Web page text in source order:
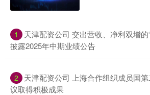
1
天津配资公司 交出营收、净利双增的
披露2025年中期业绩公告
2
天津配资公司 上海合作组织成员国
议取得积极成果